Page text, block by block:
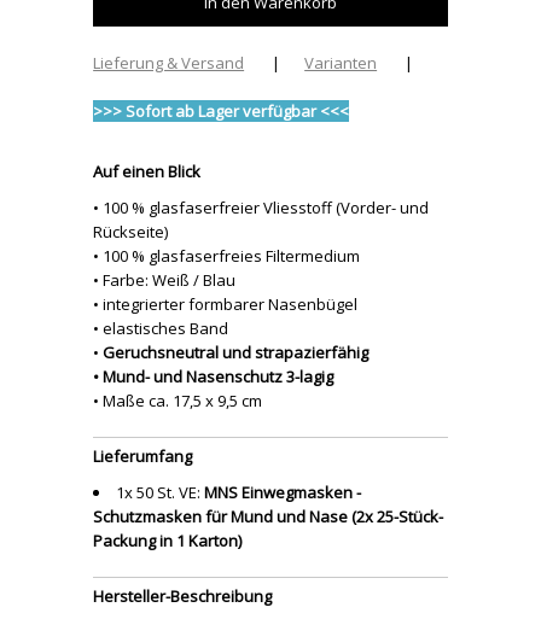
Lieferung & Versand | Varianten |
>>> Sofort ab Lager verfügbar <<<
Auf einen Blick
• 100 % glasfaserfreier Vliesstoff (Vorder- und
Rückseite)
• 100 % glasfaserfreies Filtermedium
• Farbe: Weiß / Blau
• integrierter formbarer Nasenbügel
• elastisches Band
•Geruchsneutral und strapazierfähig
• Mund- und Nasenschutz 3-lagig
• Maße ca. 17,5 x 9,5 cm
Lieferumfang
1x 50 St. VE:MNS Einwegmasken -
Schutzmasken für Mund und Nase (2x 25-Stück-
Packung in 1 Karton)
Hersteller-Beschreibung